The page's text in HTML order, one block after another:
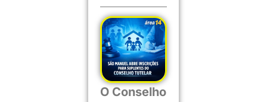
O Conselho